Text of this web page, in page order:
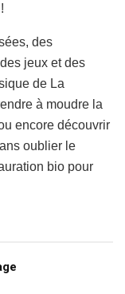
des
jeux et des
de La
à moudre la
encore découvrir
oublier le
bio pour